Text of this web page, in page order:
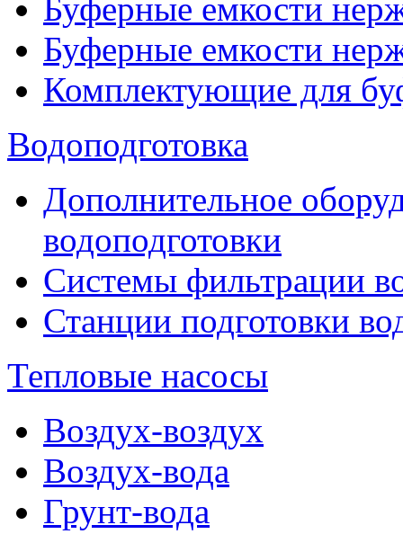
Буферные емкости
Буферные емкости
Комплектующие для
Водоподготовка
Дополнительное
водоподготовки
Системы фильтрации
Станции подготовки
Тепловые насосы
Воздух-воздух
Воздух-вода
Грунт-вода